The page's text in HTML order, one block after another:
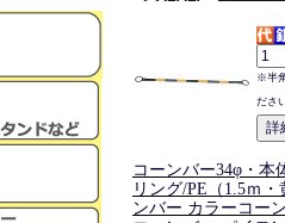
※半
ださ
コーンバー34φ・本
リング/PE（1.5ｍ
ンバー カラーコー